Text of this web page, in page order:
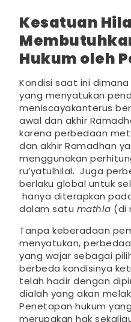
Kesatuan
Hukum oleh
Kondisi saat ini
yang menyatukan
meniscayakanterus
awal dan akhir
karena perbedaan
dan akhir Ramadhan
menggunakan
ru’yatulhilal. Juga
berlaku global untuk
hanya diterapkan
dalam satu mathla (di
Tanpa keberadaan
menyatukan,
yang wajar sebagai
berbeda kondisinya
telah hadir dengan
dialah yang akan
Penetapan hukum
merupakan hak